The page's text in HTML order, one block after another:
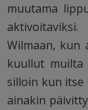
muutama
Wilmaan, kun
kuullut muilta
silloin kun itse
ainakin